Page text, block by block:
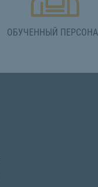
ОБУЧЕННЫЙ